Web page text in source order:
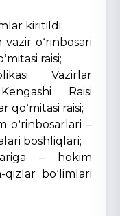
kiritildi:
oʻrinbosari
raisi;
Vazirlar
Raisi
qoʻmitasi raisi;
oʻrinbosarlari –
boshliqlari;
– hokim
boʻlimlari